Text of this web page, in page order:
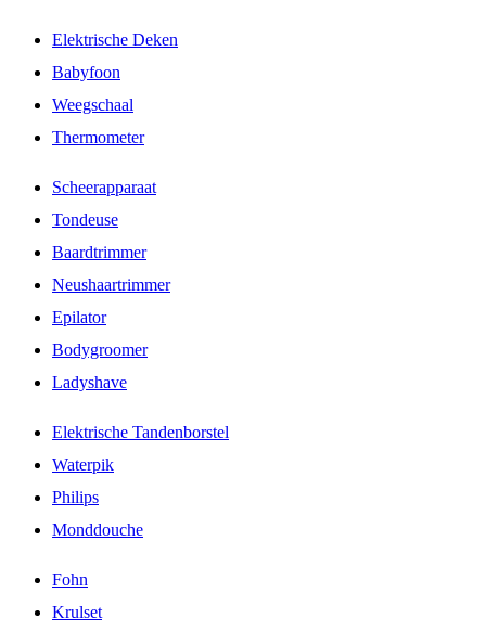
Elektrische Deken
Babyfoon
Weegschaal
Thermometer
Scheerapparaat
Tondeuse
Baardtrimmer
Neushaartrimmer
Epilator
Bodygroomer
Ladyshave
Elektrische Tandenborstel
Waterpik
Philips
Monddouche
Fohn
Krulset